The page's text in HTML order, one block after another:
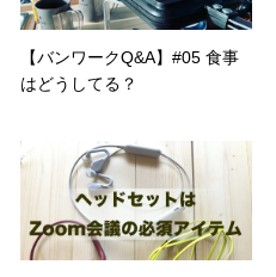
【バンワークQ&A】#05 食事
はどうしてる？